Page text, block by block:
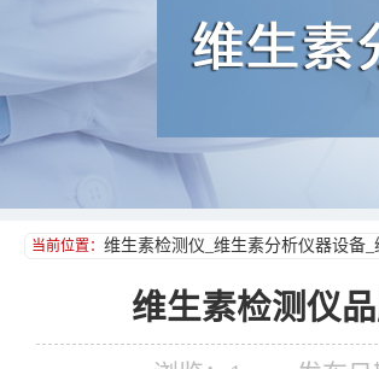
当前位置： 维生素检测仪_维生素分析仪器设备
维生素检测仪